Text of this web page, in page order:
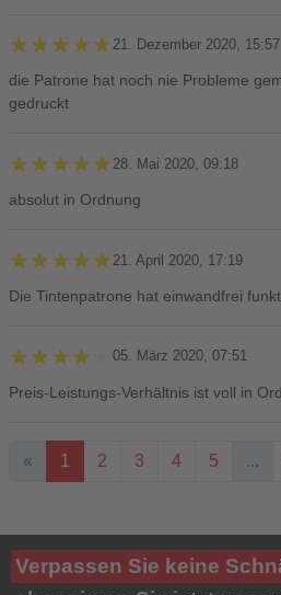
★★★★★
★★★★★ 21. Dezember 2020, 15:57
die Patrone hat noch nie Probleme
gedruckt
★★★★★
★★★★★ 28. Mai 2020, 09:18
absolut in Ordnung
★★★★★
★★★★★ 21. April 2020, 17:19
Die Tintenpatrone hat einwandfrei
★★★★★
★★★★★ 05. März 2020, 07:51
Preis-Leistungs-Verhältnis ist voll in
« 1 2 3 4 5 ...
Ihre Bewertung**
Verpassen Sie keine